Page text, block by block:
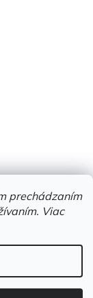
prechádzaním
Viac